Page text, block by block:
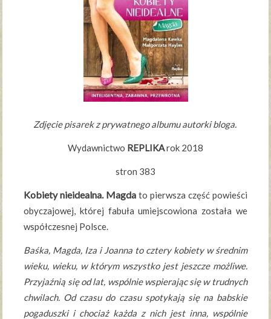
Zdjęcie pisarek z prywatnego albumu autorki bloga.
Wydawnictwo REPLIKArok 2018
stron 383
Kobiety nieidealna. Magda to pierwsza część powieści
obyczajowej, której fabuła umiejscowiona została we
współczesnej Polsce.
Baśka, Magda, Iza i Joanna to cztery kobiety w średnim
wieku, wieku, w którym wszystko jest jeszcze możliwe.
Przyjaźnią się od lat, wspólnie wspierając się w trudnych
chwilach. Od czasu do czasu spotykają się na babskie
pogaduszki i chociaż każda z nich jest inna, wspólnie